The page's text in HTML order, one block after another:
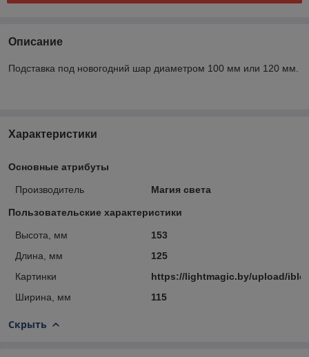
Описание
Подставка под новогодний шар диаметром 100 мм или 120 мм.
Характеристики
Основные атрибуты
Производитель Магия света
Пользовательские характеристики
Высота, мм
153
Длина, мм
125
Картинки
https://lightmagic.by/upload/
Ширина, мм
115
Скрыть